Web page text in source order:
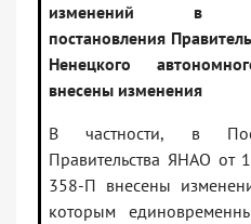
изменений в
постановления
Ненецкого
внесены изменения
В частности, в
Правительства ЯНАО от
358-П внесены
которым